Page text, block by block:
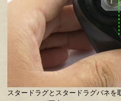
スタードラグとスタードラグバネを